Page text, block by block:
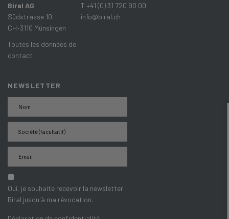
Biral AG
Südstrasse 10
CH-3110 Münsingen
Toutes les données de
contact
T +41 (0) 31 720 90 00
info@biral.ch
NEWSLETTER
Oui, je souhaite recevoir la newsletter
Biral jusqu'à ma révocation.